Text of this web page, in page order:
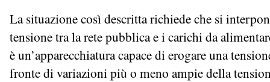
La situazione così descritta richiede che si
tensione tra la rete pubblica e i carichi da
è un’apparecchiatura capace di erogare una
fronte di variazioni più o meno ampie della